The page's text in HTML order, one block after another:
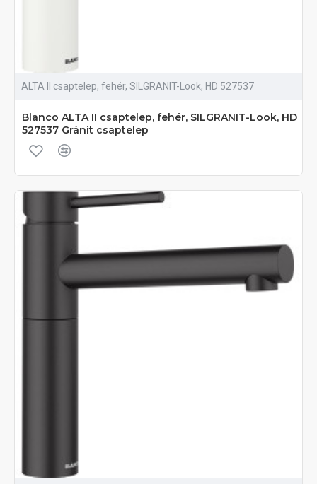
ALTA II csaptelep, fehér, SILGRANIT-Look, HD 527537
Blanco ALTA II csaptelep, fehér, SILGRANIT-Look, HD
527537 Gránit csaptelep